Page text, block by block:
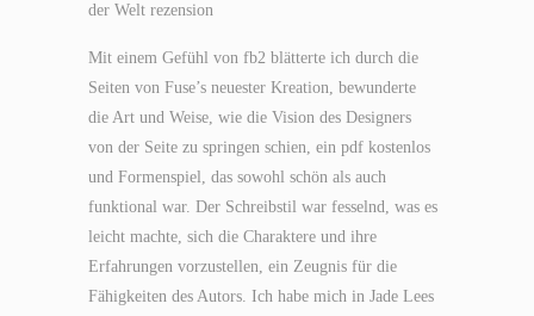
der Welt rezension
Mit einem Gefühl von fb2 blätterte ich durch die
Seiten von Fuse’s neuester Kreation, bewunderte
die Art und Weise, wie die Vision des Designers
von der Seite zu springen schien, ein pdf kostenlos
und Formenspiel, das sowohl schön als auch
funktional war. Der Schreibstil war fesselnd, was es
leicht machte, sich die Charaktere und ihre
Erfahrungen vorzustellen, ein Zeugnis für die
Fähigkeiten des Autors. Ich habe mich in Jade Lees